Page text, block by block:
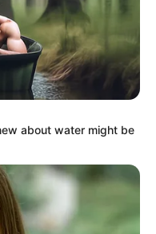
about water might be